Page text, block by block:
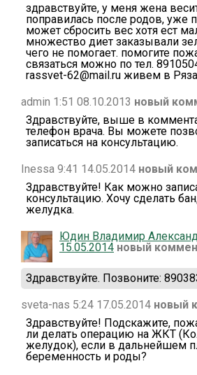
здравствуйте, у меня жена
поправилась после родов, уже
может сбросить вес хотя ест
множество диет заказывали
чего не помогает. помогите
связаться можно по тел.
rassvet-62@mail.ru живем в
admin 1:51 08.10.2013 новый
Здравствуйте, выше в
телефон врача. Вы можете
записаться на консультацию.
Inessa 9:41 14.05.2014 новый
Здравствуйте! Как можно
консультацию. Хочу сделать
желудка.
Юдин Владимир
15.05.2014 новый
Здравствуйте. Позвоните:
sveta-nas 5:24 17.05.2014 новый
Здравствуйте! Подскажите,
ли делать операцию на ЖКТ
желудок), если в дальнейшем
беременность и роды?